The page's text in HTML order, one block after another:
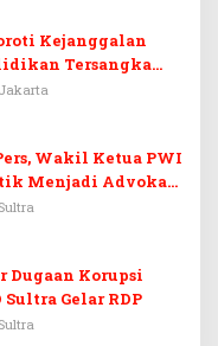
Kejanggalan
Tersangka
Wakil Ketua PWI
Menjadi Advokat
Dugaan Korupsi
Gelar RDP